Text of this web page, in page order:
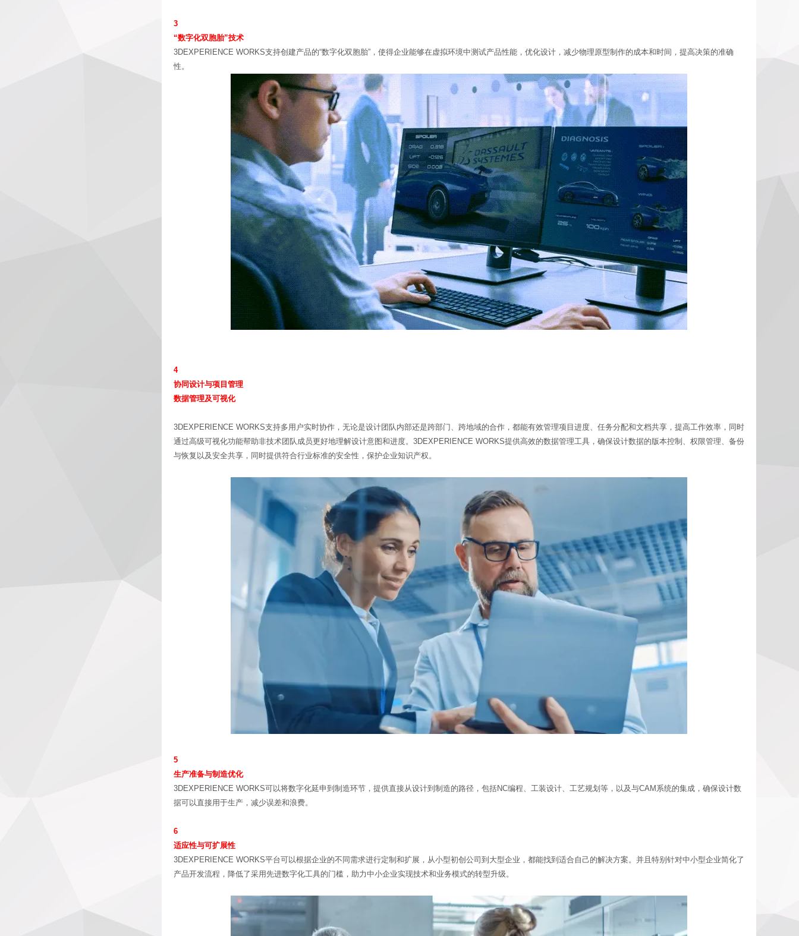
3
“数字化双胞胎”技术
3DEXPERIENCE WORKS支持创建产品的“数字化双胞胎”，使得企业能够在虚拟环境中测试产品性能，优化设计，减少物理原型制作的成本和时间，提高决策的准确
性。
4
协同设计与项目管理
数据管理及可视化
3DEXPERIENCE WORKS支持多用户实时协作，无论是设计团队内部还是跨部门、跨地域的合作，都能有效管理项目进度、任务分配和文档共享，提高工作效率，同时
通过高级可视化功能帮助非技术团队成员更好地理解设计意图和进度。3DEXPERIENCE WORKS提供高效的数据管理工具，确保设计数据的版本控制、权限管理、备份
与恢复以及安全共享，同时提供符合行业标准的安全性，保护企业知识产权。
5
生产准备与制造优化
3DEXPERIENCE WORKS可以将数字化延申到制造环节，提供直接从设计到制造的路径，包括NC编程、工装设计、工艺规划等，以及与CAM系统的集成，确保设计数
据可以直接用于生产，减少误差和浪费。
6
适应性与可扩展性
3DEXPERIENCE WORKS平台可以根据企业的不同需求进行定制和扩展，从小型初创公司到大型企业，都能找到适合自己的解决方案。并且特别针对中小型企业简化了
产品开发流程，降低了采用先进数字化工具的门槛，助力中小企业实现技术和业务模式的转型升级。